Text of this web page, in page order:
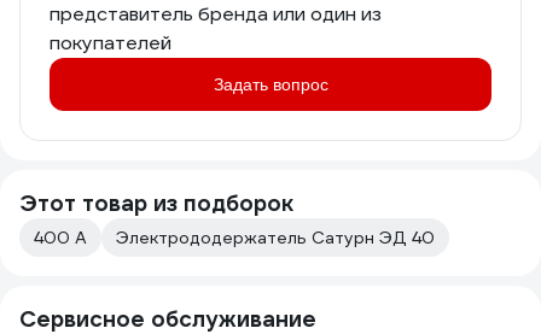
представитель бренда или один из
покупателей
Задать вопрос
Этот товар из подборок
400 А Электрододержатель Сатурн ЭД 40
Сервисное обслуживание